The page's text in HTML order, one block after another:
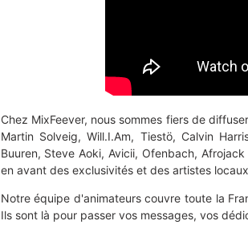
Chez MixFeever, nous sommes fiers de
Martin Solveig, Will.I.Am, Tiestö, Calvin
Buuren, Steve Aoki, Avicii, Ofenbach,
en avant des exclusivités et des artistes
Notre équipe d'animateurs couvre toute la
Ils sont là pour passer vos messages, vos